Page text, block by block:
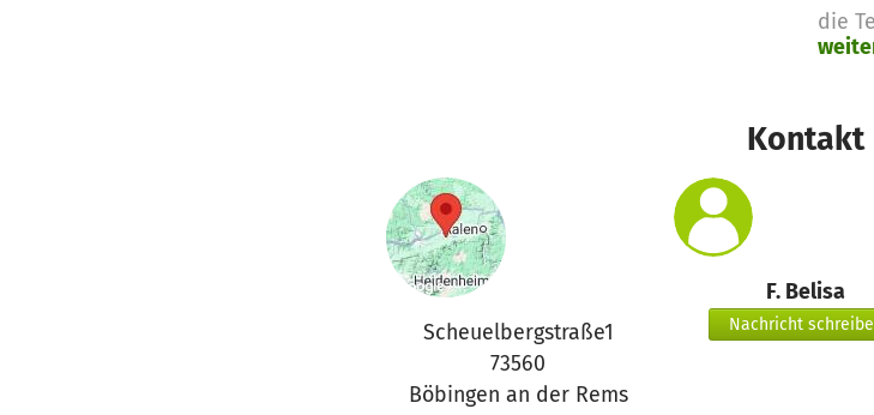
die
Kontakt
Scheuelbergstraße1
73560
Böbingen an der Rems
F. Belisa
Nachricht